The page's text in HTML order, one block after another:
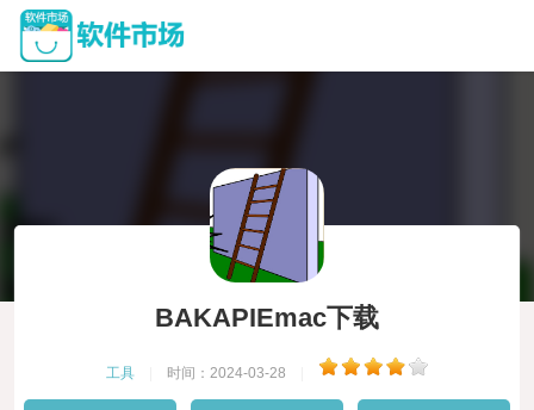
BAKAPIEmac下载
工具 时间：2024-03-28